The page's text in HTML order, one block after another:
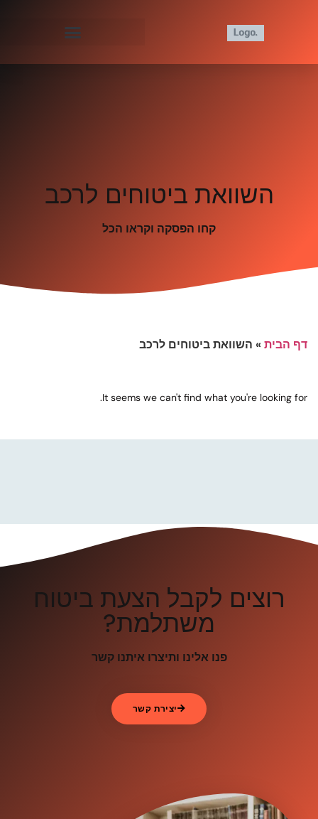
השוואת ביטוחים לרכב
קחו הפסקה וקראו הכל
דף הבית» השוואת ביטוחים לרכב
It seems we can't find what you're looking for.
רוצים לקבל הצעת ביטוח
משתלמת?
פנו אלינו ותיצרו איתנו קשר
יצירת קשר